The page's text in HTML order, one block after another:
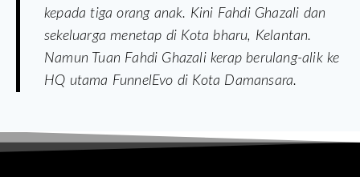
kepada tiga orang anak. Kini Fahdi Ghazali dan
sekeluarga menetap di Kota bharu, Kelantan.
Namun Tuan Fahdi Ghazali kerap berulang-alik ke
HQ utama FunnelEvo di Kota Damansara.